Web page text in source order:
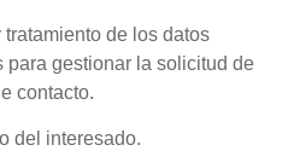
de los datos
para gestionar la solicitud de
contacto.
del interesado.